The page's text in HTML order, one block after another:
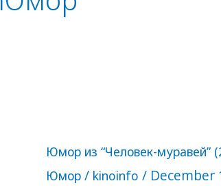
Юмор из “Человек-муравей”
Юмор / kinoinfo/ December
из
“Человек-
муравей”